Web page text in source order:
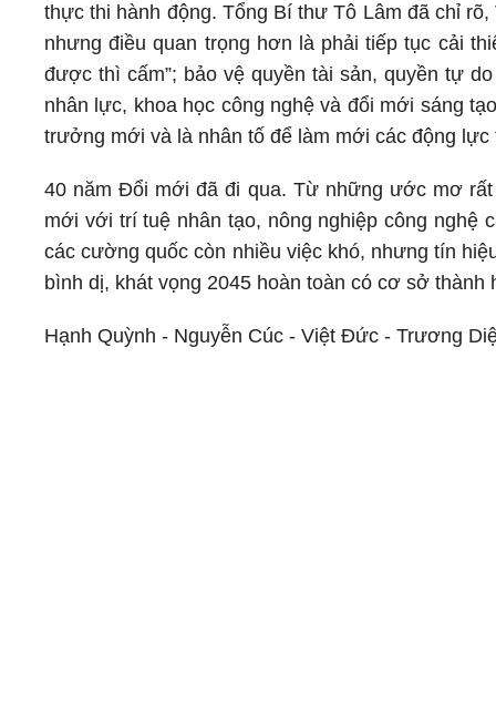
thực thi hành động. Tổng Bí thư Tô Lâm đã chỉ
nhưng điều quan trọng hơn là phải tiếp tục cải
được thì cấm”; bảo vệ quyền tài sản, quyền tự
nhân lực, khoa học công nghệ và đổi mới sáng
trưởng mới và là nhân tố để làm mới các động
40 năm Đổi mới đã đi qua. Từ những ước mơ
mới với trí tuệ nhân tạo, nông nghiệp công nghệ
các cường quốc còn nhiều việc khó, nhưng tín
bình dị, khát vọng 2045 hoàn toàn có cơ sở thành
Hạnh Quỳnh - Nguyễn Cúc - Việt Đức - Trương